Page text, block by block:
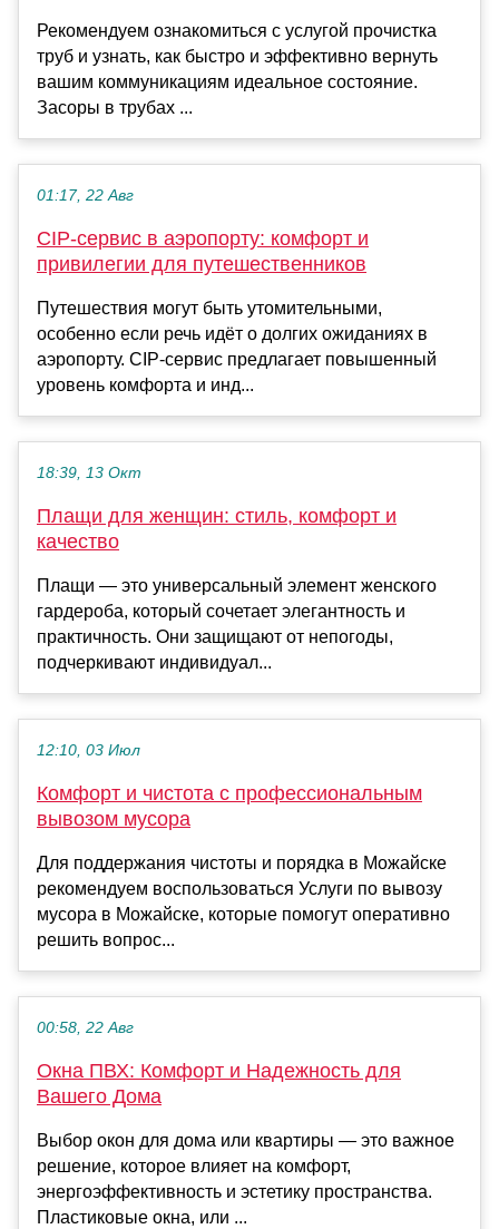
Рекомендуем ознакомиться с услугой прочистка
труб и узнать, как быстро и эффективно вернуть
вашим коммуникациям идеальное состояние.
Засоры в трубах ...
01:17, 22 Авг
CIP-сервис в аэропорту: комфорт и
привилегии для путешественников
Путешествия могут быть утомительными,
особенно если речь идёт о долгих ожиданиях в
аэропорту. CIP-сервис предлагает повышенный
уровень комфорта и инд...
18:39, 13 Окт
Плащи для женщин: стиль, комфорт и
качество
Плащи — это универсальный элемент женского
гардероба, который сочетает элегантность и
практичность. Они защищают от непогоды,
подчеркивают индивидуал...
12:10, 03 Июл
Комфорт и чистота с профессиональным
вывозом мусора
Для поддержания чистоты и порядка в Можайске
рекомендуем воспользоваться Услуги по вывозу
мусора в Можайске, которые помогут оперативно
решить вопрос...
00:58, 22 Авг
Окна ПВХ: Комфорт и Надежность для
Вашего Дома
Выбор окон для дома или квартиры — это важное
решение, которое влияет на комфорт,
энергоэффективность и эстетику пространства.
Пластиковые окна, или ...